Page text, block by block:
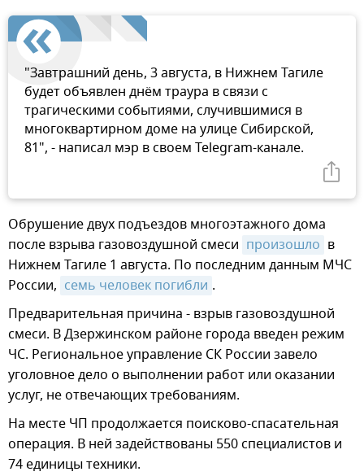
"Завтрашний день, 3 августа, в Нижнем Тагиле
будет объявлен днём траура в связи с
трагическими событиями, случившимися в
многоквартирном доме на улице Сибирской,
81", - написал мэр в своем Telegram-канале.
Обрушение двух подъездов многоэтажного дома
после взрыва газовоздушной смеси произошло в
Нижнем Тагиле 1 августа. По последним данным МЧС
России, семь человек погибли .
Предварительная причина - взрыв газовоздушной
смеси. В Дзержинском районе города введен режим
ЧС. Региональное управление СК России завело
уголовное дело о выполнении работ или оказании
услуг, не отвечающих требованиям.
На месте ЧП продолжается поисково-спасательная
операция. В ней задействованы 550 специалистов и
74 единицы техники.